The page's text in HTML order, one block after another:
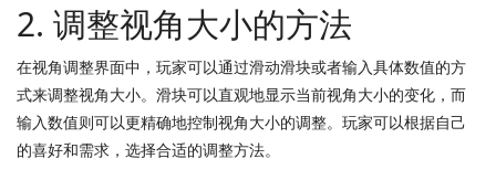
2. 调整视角大小的方法
在视角调整界面中，玩家可以通过滑动滑块或者输入具体数值的方
式来调整视角大小。滑块可以直观地显示当前视角大小的变化，而
输入数值则可以更精确地控制视角大小的调整。玩家可以根据自己
的喜好和需求，选择合适的调整方法。